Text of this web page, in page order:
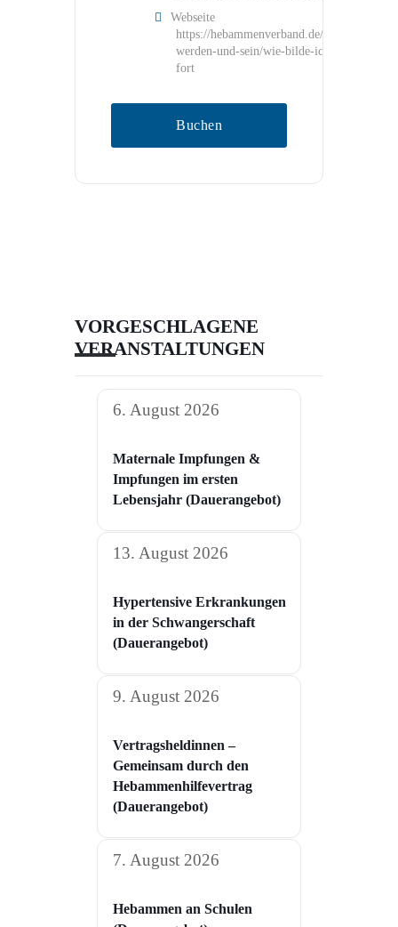
Webseite
https://hebammenverband.de/hebamme-
werden-und-sein/wie-bilde-ich-mich-
fort
Buchen
VORGESCHLAGENE
VERANSTALTUNGEN
6. August 2026
Maternale Impfungen &
Impfungen im ersten
Lebensjahr (Dauerangebot)
13. August 2026
Hypertensive Erkrankungen
in der Schwangerschaft​
(Dauerangebot)
9. August 2026
Vertragsheldinnen –
Gemeinsam durch den
Hebammenhilfevertrag
(Dauerangebot)
7. August 2026
Hebammen an Schulen